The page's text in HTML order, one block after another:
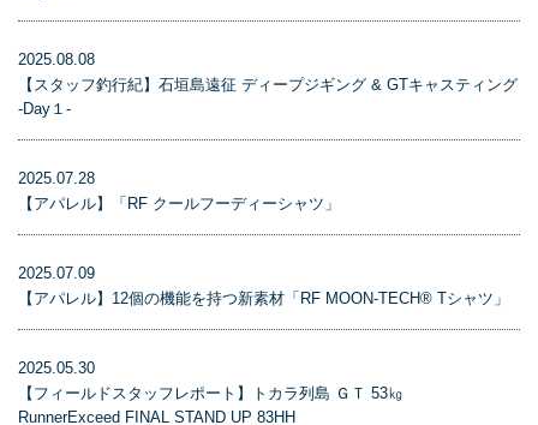
2025.08.08
【スタッフ釣行紀】石垣島遠征 ディープジギング & GTキャスティング
-Day１-
2025.07.28
【アパレル】「RF クールフーディーシャツ」
2025.07.09
【アパレル】12個の機能を持つ新素材「RF MOON-TECH® Tシャツ」
2025.05.30
【フィールドスタッフレポート】トカラ列島 ＧＴ 53㎏
RunnerExceed FINAL STAND UP 83HH